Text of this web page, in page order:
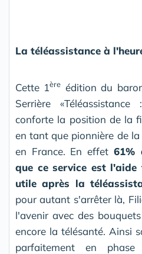
La téléassistance à
Cette 1ère édition du
Serrière
conforte la position de la
en tant que pionnière de la
en France. En effet 61%
que ce service est l'aide
utile après la
pour autant s'arrêter là,
l'avenir avec des
encore la télésanté. Ainsi
parfaitement en